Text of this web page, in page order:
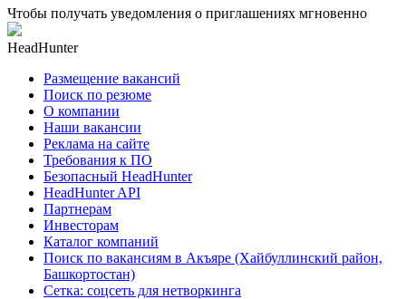
Чтобы получать уведомления о приглашениях мгновенно
HeadHunter
Размещение вакансий
Поиск по резюме
О компании
Наши вакансии
Реклама на сайте
Требования к ПО
Безопасный HeadHunter
HeadHunter API
Партнерам
Инвесторам
Каталог компаний
Поиск по вакансиям в Акъяре (Хайбуллинский район,
Башкортостан)
Сетка: соцсеть для нетворкинга